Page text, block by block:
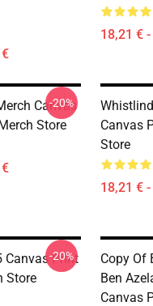
18,21 €
Canvas
Store
-20%
Canvas
Store
18,21 €
Canvas Print
Store
-20%
Copy Of
Ben
Canvas